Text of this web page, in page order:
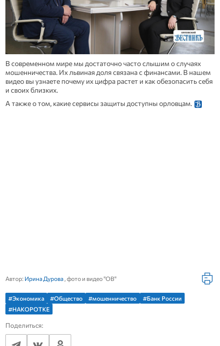
В современном мире мы достаточно часто слышим о случаях
мошенничества. Их львиная доля связана с финансами. В нашем
видео вы узнаете почему их цифра растет и как обезопасить себя
и своих близких.
А также о том, какие сервисы защиты доступны орловцам.
Автор: Ирина Дурова, фото и видео "ОВ"
#Экономика #Общество #мошенничество
#Банк России
#НАКОРОТКЕ
Поделиться: